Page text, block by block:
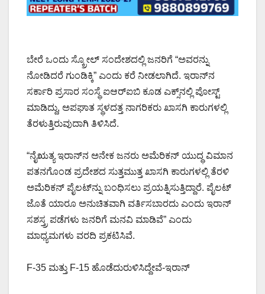
ಬೇರೆ ಒಂದು ಸ್ಕ್ರೋಲ್ ಸಂದೇಶದಲ್ಲಿ ಜನರಿಗೆ “ಅವರನ್ನು
ನೋಡಿದರೆ ಗುಂಡಿಕ್ಕಿ” ಎಂದು ಕರೆ ನೀಡಲಾಗಿದೆ. ಇರಾನ್‌ನ
ಸರ್ಕಾರಿ ಪ್ರಸಾರ ಸಂಸ್ಥೆ ಐಆರ್‌ಐಬಿ ಕೂಡ ಎಕ್ಸ್‌ನಲ್ಲಿ ಪೋಸ್ಟ್
ಮಾಡಿದ್ದು, ಅಪಘಾತ ಸ್ಥಳದತ್ತ ನಾಗರಿಕರು ಖಾಸಗಿ ಕಾರುಗಳಲ್ಲಿ
ತೆರಳುತ್ತಿರುವುದಾಗಿ ತಿಳಿಸಿದೆ.
“ನೈಋತ್ಯ ಇರಾನ್‌ನ ಅನೇಕ ಜನರು ಅಮೆರಿಕನ್ ಯುದ್ಧ ವಿಮಾನ
ಪತನಗೊಂಡ ಪ್ರದೇಶದ ಸುತ್ತಮುತ್ತ ಖಾಸಗಿ ಕಾರುಗಳಲ್ಲಿ ತೆರಳಿ
ಅಮೆರಿಕನ್ ಪೈಲಟ್‌ನ್ನು ಬಂಧಿಸಲು ಪ್ರಯತ್ನಿಸುತ್ತಿದ್ದಾರೆ. ಪೈಲಟ್‌
ಜೊತೆ ಯಾರೂ ಅನುಚಿತವಾಗಿ ವರ್ತಿಸಬಾರದು ಎಂದು ಇರಾನ್
ಸಶಸ್ತ್ರ ಪಡೆಗಳು ಜನರಿಗೆ ಮನವಿ ಮಾಡಿವೆ” ಎಂದು
ಮಾಧ್ಯಮಗಳು ವರದಿ ಪ್ರಕಟಿಸಿವೆ.
F-35 ಮತ್ತು F-15 ಹೊಡೆದುರುಳಿಸಿದ್ದೇವೆ-ಇರಾನ್